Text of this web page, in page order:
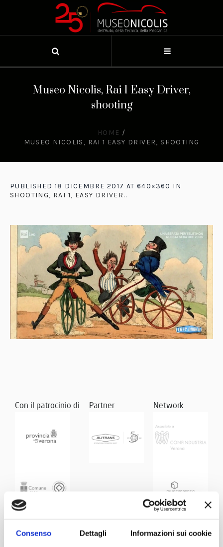
Consenso Dettagli Informazioni sui cookie
Museo Nicolis, Rai 1 Easy Driver,
shooting
HOME /
MUSEO NICOLIS, RAI 1 EASY DRIVER, SHOOTING
PUBLISHED 18 DICEMBRE 2017 AT 640×360 IN
SHOOTING, RAI 1, EASY DRIVER..
Con il patrocinio di Partner Network